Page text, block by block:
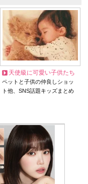
天使級に可愛い子供たち
ペットと子供の仲良しショッ
ト他、SNS話題キッズまとめ